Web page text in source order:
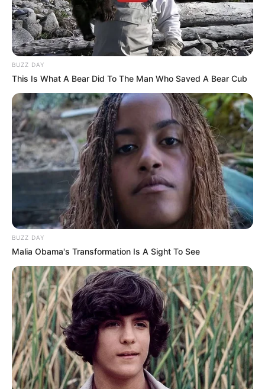
BUZZ DAY
This Is What A Bear Did To The Man Who Saved A Bear Cub
BUZZ DAY
Malia Obama's Transformation Is A Sight To See